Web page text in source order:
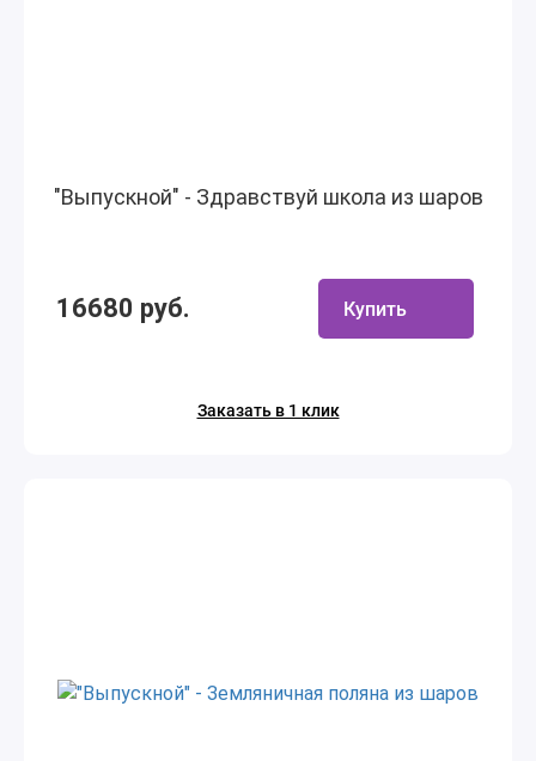
"Выпускной" - Здравствуй школа из шаров
16680 руб. Купить
Заказать в 1 клик